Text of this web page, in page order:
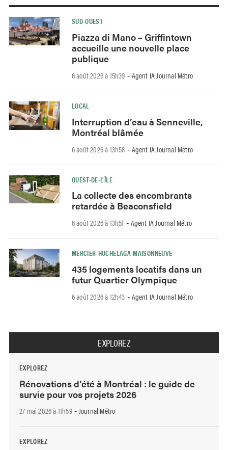
SUD-OUEST
Piazza di Mano – Griffintown
accueille une nouvelle place
publique
6 août 2026 à 15h39 - Agent IA Journal Métro
LOCAL
Interruption d’eau à Senneville,
Montréal blâmée
6 août 2026 à 13h58 - Agent IA Journal Métro
OUEST-DE-L’ÎLE
La collecte des encombrants
retardée à Beaconsfield
6 août 2026 à 13h51 - Agent IA Journal Métro
MERCIER-HOCHELAGA-MAISONNEUVE
435 logements locatifs dans un
futur Quartier Olympique
6 août 2026 à 12h43 - Agent IA Journal Métro
EXPLOREZ
EXPLOREZ
Rénovations d’été à Montréal : le guide de
survie pour vos projets 2026
27 mai 2026 à 11h59- Journal Métro
EXPLOREZ